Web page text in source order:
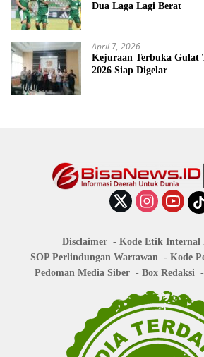
Dua Laga Lagi Berat
April 7, 2026
Kejuraan Terbuka Gulat
2026 Siap Digelar
Disclaimer
Kode Etik Internal
SOP Perlindungan Wartawan
Kode
Pedoman Media Siber
Box Redaksi